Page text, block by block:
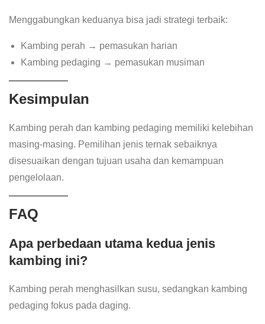
Menggabungkan keduanya bisa jadi strategi terbaik:
Kambing perah → pemasukan harian
Kambing pedaging → pemasukan musiman
Kesimpulan
Kambing perah dan kambing pedaging memiliki kelebihan
masing-masing. Pemilihan jenis ternak sebaiknya
disesuaikan dengan tujuan usaha dan kemampuan
pengelolaan.
FAQ
Apa perbedaan utama kedua jenis
kambing ini?
Kambing perah menghasilkan susu, sedangkan kambing
pedaging fokus pada daging.